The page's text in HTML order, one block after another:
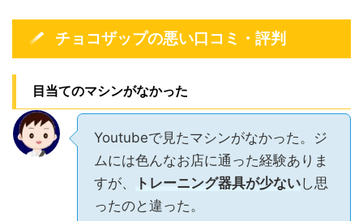
チョコザップの悪い口コミ・評判
目当てのマシンがなかった
Youtubeで見たマシンがなかった。ジ
ムには色んなお店に通った経験ありま
すが、
トレーニング器具が少ないし思
ったのと違った。